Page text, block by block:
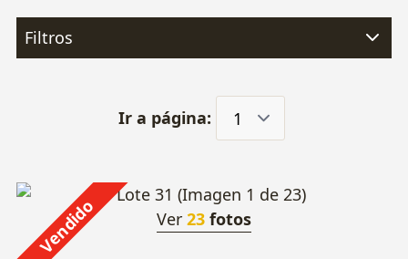
Filtros
Ir a página:
Vendido Ver 23 fotos